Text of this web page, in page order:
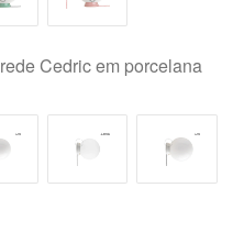
Cedric em porcelana